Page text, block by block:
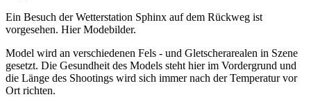
Ein Besuch der Wetterstation Sphinx auf dem Rückweg ist
vorgesehen. Hier Modebilder.
Model wird an verschiedenen Fels - und Gletscherarealen in Szene
gesetzt. Die Gesundheit des Models steht hier im Vordergrund und
die Länge des Shootings wird sich immer nach der Temperatur vor
Ort richten.